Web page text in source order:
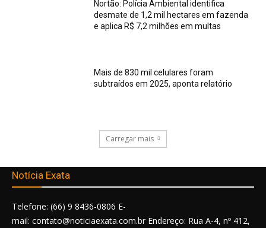
Nortão: Polícia Ambiental identifica
desmate de 1,2 mil hectares em fazenda
e aplica R$ 7,2 milhões em multas
Mais de 830 mil celulares foram
subtraídos em 2025, aponta relatório
Carregar mais
Notícia Exata
Telefone: (66) 9 8436-0806 E-
mail: contato@noticiaexata.com.br Endereço: Rua A-4, nº 412,